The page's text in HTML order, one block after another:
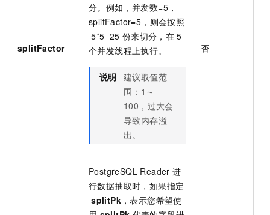
splitFactor
分。例如，并发数=5，
splitFactor=5，则会按照
5*5=25 份来切分，在 5
个并发线程上执行。
说明 建议取值范
围：1～
100，过大会
导致内存溢
出。
否
PostgreSQL Reader 进
行数据抽取时，如果指定
splitPk ，表示您希望使